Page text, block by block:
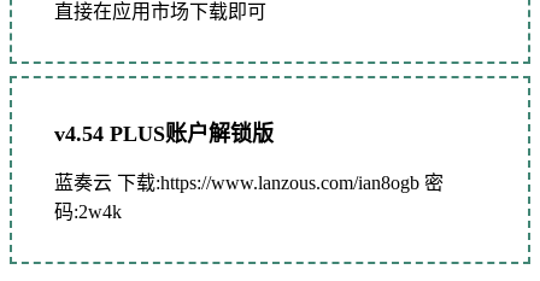
直接在应用市场下载即可
v4.54 PLUS账户解锁版
蓝奏云 下载:https://www.lanzous.com/ian8ogb 密
码:2w4k